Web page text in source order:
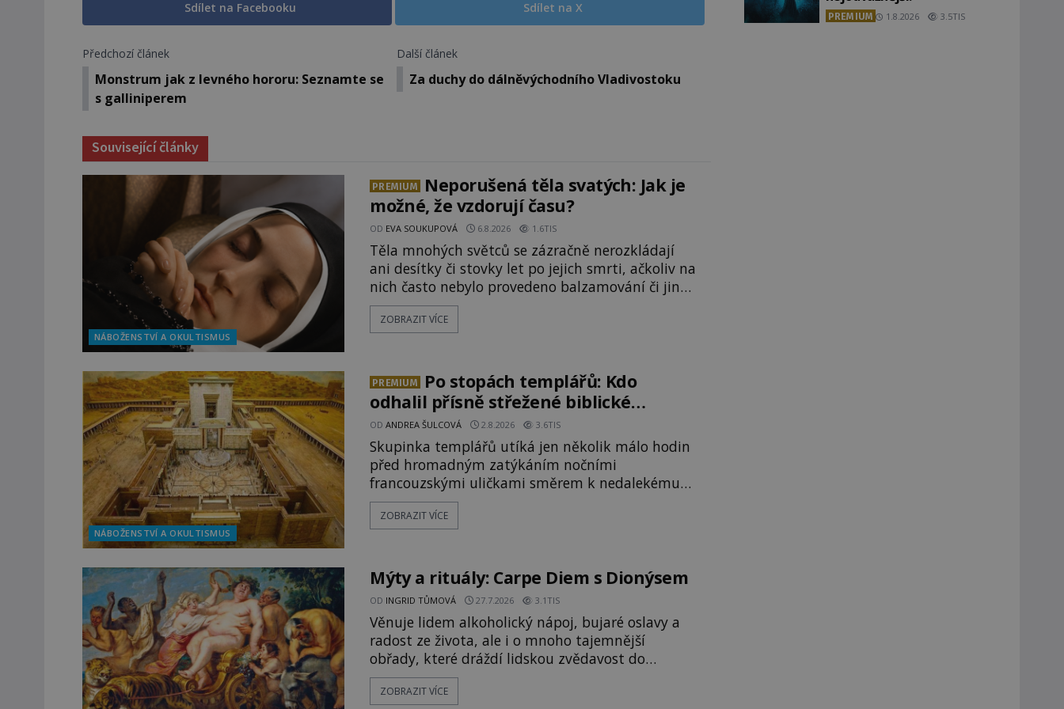
Sdílet na Facebooku Sdílet na X
Předchozí článek
Monstrum jak z levného hororu: Seznamte se
s galliniperem
Další článek
Za duchy do dálněvýchodního Vladivostoku
Související články
NÁBOŽENSTVÍ A OKULTISMUS
PREMIUM
Neporušená těla svatých: Jak je
možné, že vzdorují času?
OD EVA SOUKUPOVÁ 6.8.2026 1.6TIS
Těla mnohých světců se zázračně nerozkládají
ani desítky či stovky let po jejich smrti, ačkoliv na
nich často nebylo provedeno balzamování či jiné
pokusy o konzervaci. Neporušené ostatky bývají
považovány za důkaz svatosti zemřelých. Jaké
Milosrdných
ZOBRAZIT VÍCE
NÁBOŽENSTVÍ A OKULTISMUS
PREMIUM
Po stopách templářů: Kdo
odhalil přísně střežené biblické
tajemství?
ODANDREA ŠULCOVÁ 2.8.2026 3.6TIS
Skupinka templářů utíká jen několik málo hodin
před hromadným zatýkáním nočními
francouzskými uličkami směrem k nedalekému
přístavu. Jeden z nich má přes ramena ranec s
tajemným obsahem. Kapitán lodi už na ně čeká.
kapitáne?“ zeptá se ho jeden z templářů. „Do Sk
ZOBRAZIT VÍCE
Mýty a rituály: Carpe Diem s Dionýsem
OD INGRID TŮMOVÁ 27.7.2026 3.1TIS
Věnuje lidem alkoholický nápoj, bujaré oslavy a
radost ze života, ale i o mnoho tajemnější
obřady, které dráždí lidskou zvědavost do
dnešních dní. Co doopravdy představuje bůh,
jemuž Římané říkají Bakchus? Mytologický příběh
ZOBRAZIT VÍCE
PREMIUM 1.8.2026 3.5TIS